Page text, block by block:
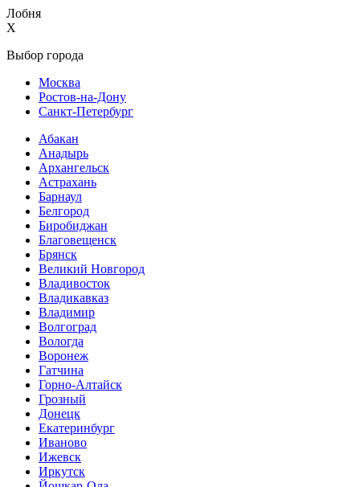
Лобня
X
Выбор города
Москва
Ростов-на-Дону
Санкт-Петербург
Абакан
Анадырь
Архангельск
Астрахань
Барнаул
Белгород
Биробиджан
Благовещенск
Брянск
Великий Новгород
Владивосток
Владикавказ
Владимир
Волгоград
Вологда
Воронеж
Гатчина
Горно-Алтайск
Грозный
Донецк
Екатеринбург
Иваново
Ижевск
Иркутск